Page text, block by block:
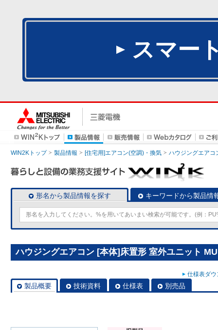
スマー
WIN2Kトップ 製品情報 [住宅用]エアコン(空調)・換気 ハウジングエアコ
形名から製品情報を探す キーワードから製品情
ハウジングエアコン [本体]床置形 室外ユニット
仕様表ダ
製品概要 技術資料 仕様表 別売品